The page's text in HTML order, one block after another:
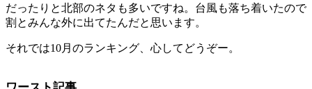
だったりと北部のネタも多いですね。台風も落ち着いたので
割とみんな外に出てたんだと思います。
それでは10月のランキング、心してどうぞー。